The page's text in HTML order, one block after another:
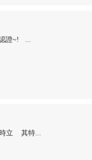
證~! ...
時立 其特...